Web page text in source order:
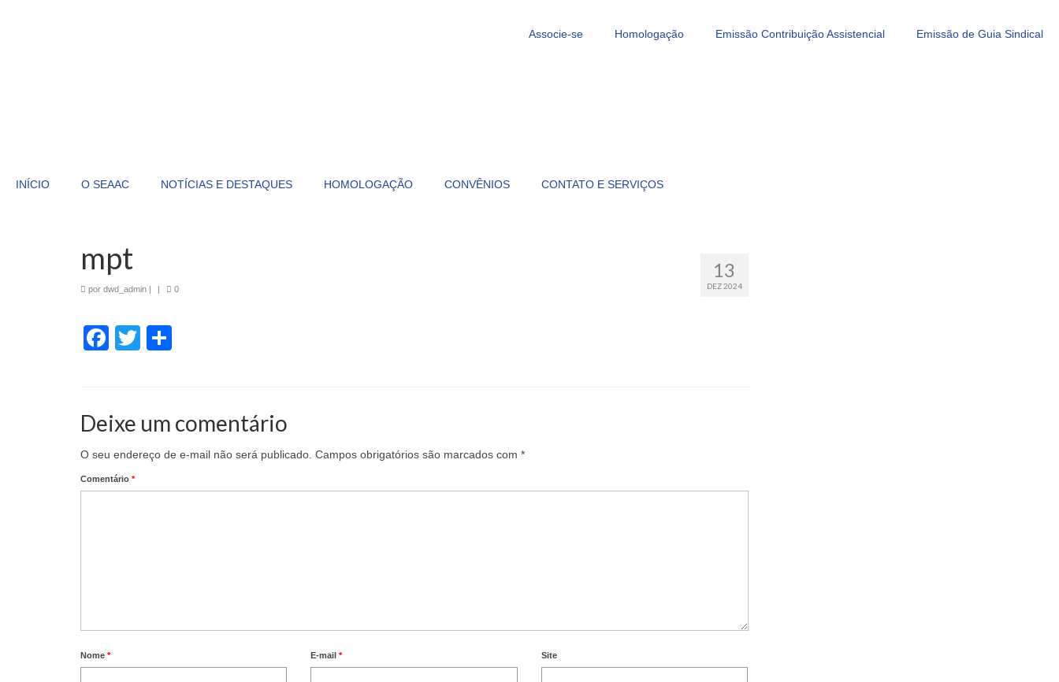
Associe-se Homologação Emissão Contribuição Assistencial Emissão de Guia Sindical
INÍCIO O SEAAC NOTÍCIAS E DESTAQUES HOMOLOGAÇÃO CONVÊNIOS CONTATO E SERVIÇOS
13
DEZ 2024
mpt
por dwd_admin | | 0
Facebook
Twitter
Deixe um comentário
O seu endereço de e-mail não será publicado. Campos obrigatórios são marcados com *
Comentário *
Nome * E-mail* Site